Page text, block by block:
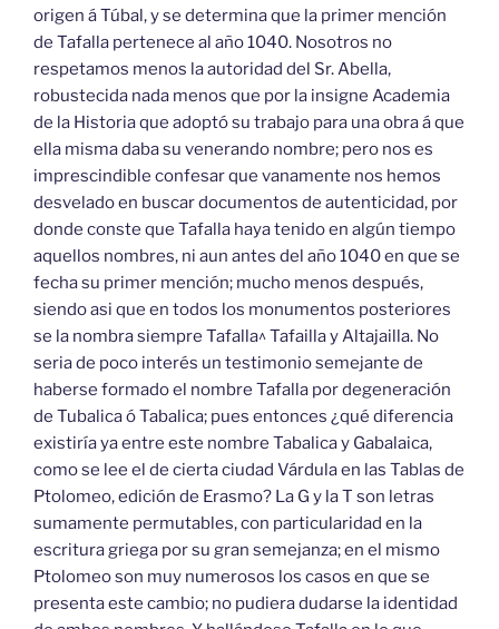
origen á Túbal, y se determina que la primer mención
de Tafalla pertenece al año 1040. Nosotros no
respetamos menos la autoridad del Sr. Abella,
robustecida nada menos que por la insigne Academia
de la Historia que adoptó su trabajo para una obra á que
ella misma daba su venerando nombre; pero nos es
imprescindible confesar que vanamente nos hemos
desvelado en buscar documentos de autenticidad, por
donde conste que Tafalla haya tenido en algún tiempo
aquellos nombres, ni aun antes del año 1040 en que se
fecha su primer mención; mucho menos después,
siendo asi que en todos los monumentos posteriores
se la nombra siempre Tafalla^ Tafailla y Altajailla. No
seria de poco interés un testimonio semejante de
haberse formado el nombre Tafalla por degeneración
de Tubalica ó Tabalica; pues entonces ¿qué diferencia
existiría ya entre este nombre Tabalica y Gabalaica,
como se lee el de cierta ciudad Várdula en las Tablas de
Ptolomeo, edición de Erasmo? La G y la T son letras
sumamente permutables, con particularidad en la
escritura griega por su gran semejanza; en el mismo
Ptolomeo son muy numerosos los casos en que se
presenta este cambio; no pudiera dudarse la identidad